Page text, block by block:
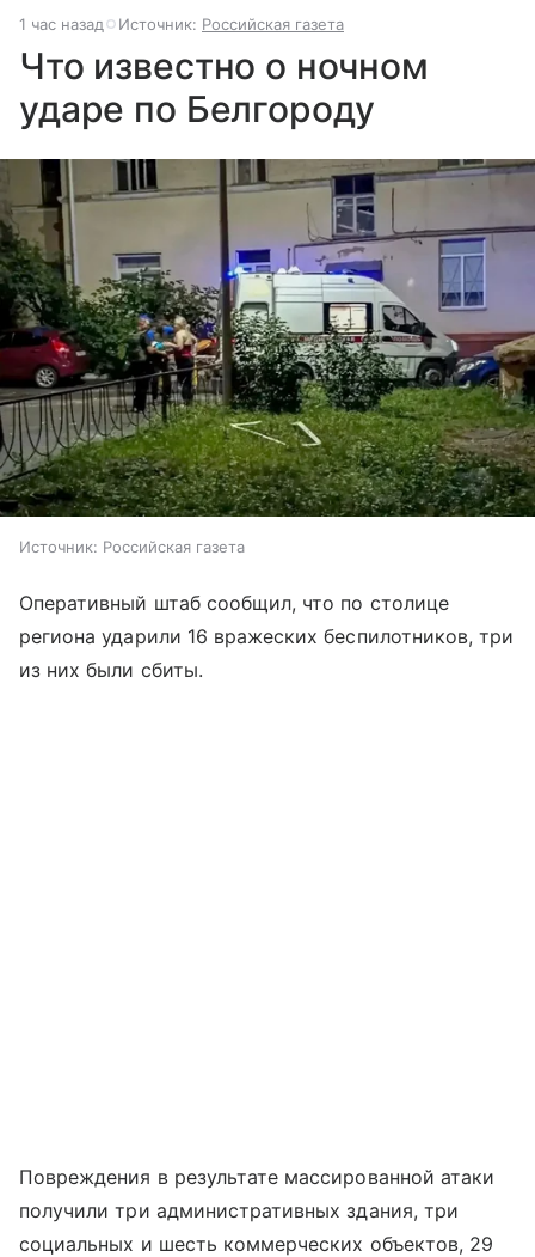
1 час назад Источник: Российская газета
Что известно о ночном
ударе по Белгороду
Источник: Российская газета
Оперативный штаб сообщил, что по столице
региона ударили 16 вражеских беспилотников, три
из них были сбиты.
Повреждения в результате массированной атаки
получили три административных здания, три
социальных и шесть коммерческих объектов, 29